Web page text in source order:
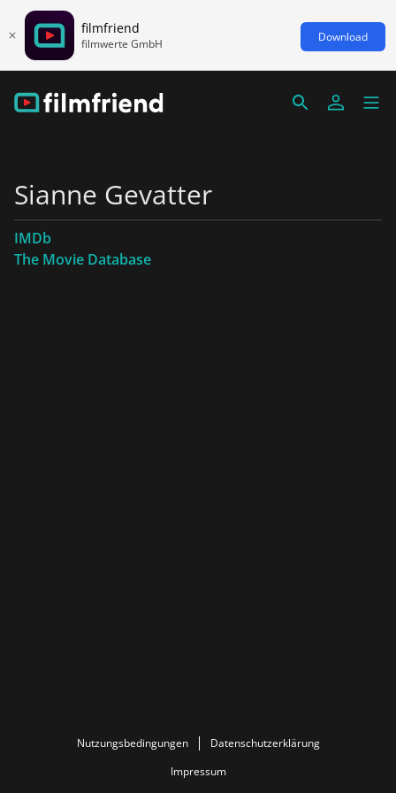
filmfriend
filmwerte GmbH Download
Sianne Gevatter
IMDb
The Movie Database
Nutzungsbedingungen
Datenschutzerklärung
Impressum